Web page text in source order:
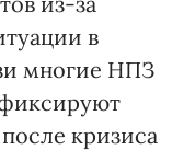
в
многие НПЗ
кризиса